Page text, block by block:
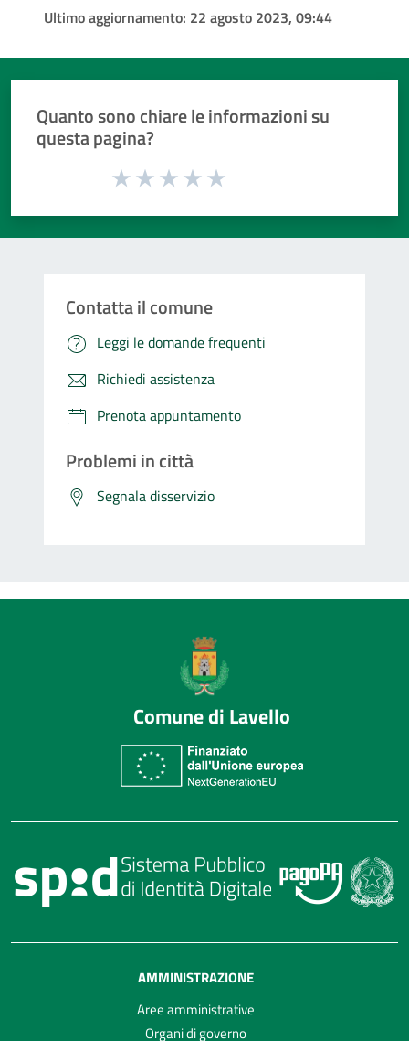
Ultimo aggiornamento: 22 agosto 2023, 09:44
Quanto sono chiare le informazioni su
questa pagina?
Valuta da 1 a 5 stelle la pagina
Contatta il comune
Leggi le domande frequenti
Richiedi assistenza
Prenota appuntamento
Problemi in città
Segnala disservizio
Comune di Lavello
AMMINISTRAZIONE
Aree amministrative
Organi di governo